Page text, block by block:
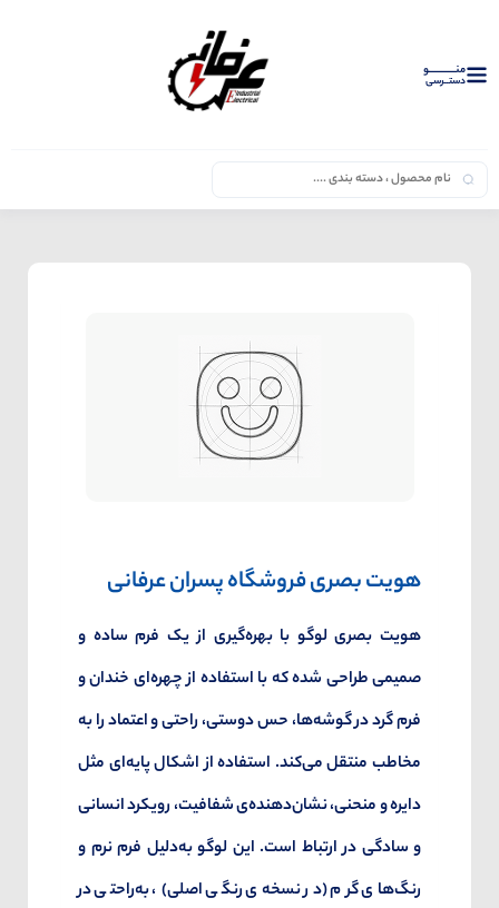
منــــــــــــو
دستــرسی
هویت بصری فروشگاه پسران عرفانی
هویت بصری لوگو با بهره‌گیری از یک فرم ساده و
صمیمی طراحی شده که با استفاده از چهره‌ای خندان و
فرم گرد در گوشه‌ها، حس دوستی، راحتی و اعتماد را به
مخاطب منتقل می‌کند. استفاده از اشکال پایه‌ای مثل
دایره و منحنی، نشان‌دهنده‌ی شفافیت، رویکرد انسانی
و سادگی در ارتباط است. این لوگو به‌دلیل فرم نرم و
رنگ‌های گرم (در نسخه‌ی رنگی اصلی)، به‌راحتی در